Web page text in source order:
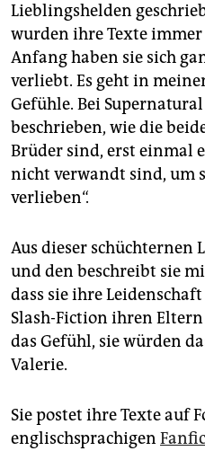
Lieblingshelden
wurden ihre Texte
Anfang haben sie sich
verliebt. Es geht in
Gefühle. Bei
beschrieben, wie die
Brüder sind, erst einmal
nicht verwandt sind, um
verlieben“.
Aus dieser schüchternen
und den beschreibt sie
dass sie ihre
Slash-Fiction ihren
das Gefühl, sie würden
Valerie.
Sie postet ihre Texte auf
englischsprachigen